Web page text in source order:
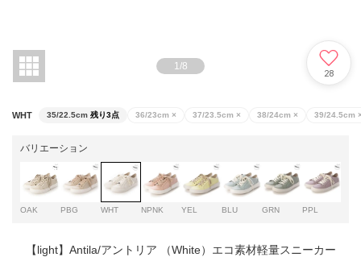
1/8
28
WHT 35/22.5cm 残り3点 36/23cm × 37/23.5cm × 38/24cm × 39/24.5cm
バリエーション
OAK PBG WHT NPNK YEL BLU GRN PPL
【light】Antila/アントリア （White）エコ素材軽量スニーカー